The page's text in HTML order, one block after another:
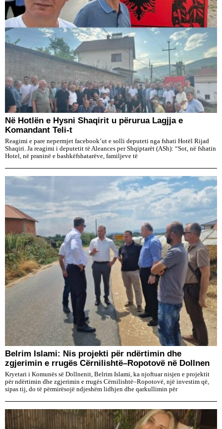
Në Hotlën e Hysni Shaqirit u përurua Lagjja e
Komandant Teli-t
Reagimi e pare nepermjet facebook’ut e solli deputeti nga fshati Hotël Rijad
Shaqiri. Ja reagimi i deputetit të Aleances per Shqiptarët (ASh): “Sot, në fshatin
Hotel, në praninë e bashkëfshatarëve, familjeve të
Belrim Islami: Nis projekti për ndërtimin dhe
zgjerimin e rrugës Cërnilishtë–Ropotovë në Dollnen
Kryetari i Komunës së Dollnenit, Belrim Islami, ka njoftuar nisjen e projektit
për ndërtimin dhe zgjerimin e rrugës Cërnilishtë–Ropotovë, një investim që,
sipas tij, do të përmirësojë ndjeshëm lidhjen dhe qarkullimin për